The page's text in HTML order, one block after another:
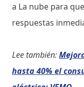
a La nube para
respuestas
Lee también:
hasta 40% el